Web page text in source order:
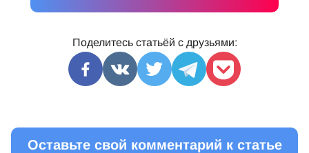
Поделитесь статьёй с друзьями:
Оставьте свой комментарий к статье